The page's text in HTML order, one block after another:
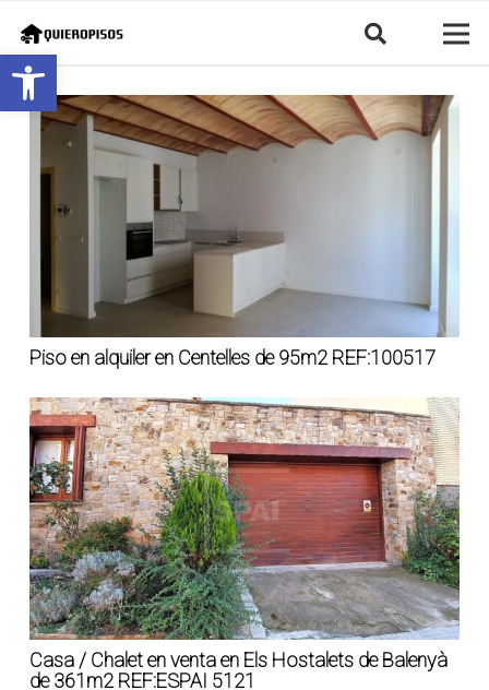
Abrir barra de herramientas
Piso en alquiler en Centelles de 95m2 REF:100517
Casa / Chalet en venta en Els Hostalets de Balenyà
de 361m2 REF:ESPAI 5121